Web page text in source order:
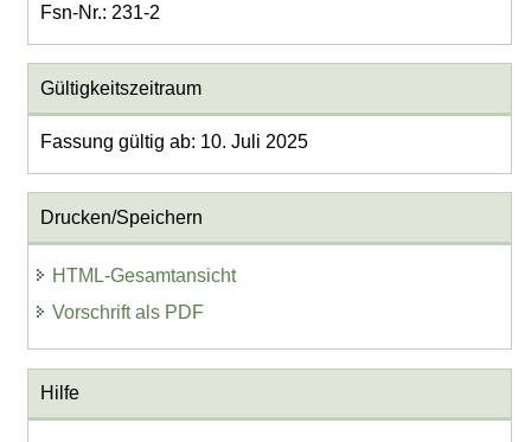
Fsn-Nr.: 231-2
Gültigkeitszeitraum
Fassung gültig ab: 10. Juli 2025
Drucken/Speichern
HTML-Gesamtansicht
Vorschrift als PDF
Hilfe